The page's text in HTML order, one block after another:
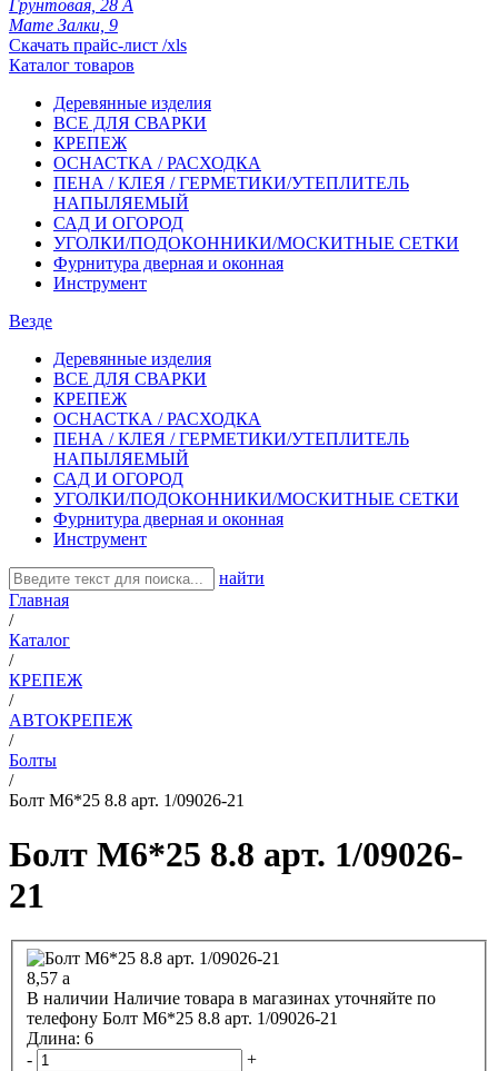
Грунтовая, 28 А
Мате Залки, 9
Скачать прайс-лист /xls
Каталог товаров
Деревянные изделия
ВСЕ ДЛЯ СВАРКИ
КРЕПЕЖ
ОСНАСТКА / РАСХОДКА
ПЕНА / КЛЕЯ / ГЕРМЕТИКИ/УТЕПЛИТЕЛЬ
НАПЫЛЯЕМЫЙ
САД И ОГОРОД
УГОЛКИ/ПОДОКОННИКИ/МОСКИТНЫЕ СЕТКИ
Фурнитура дверная и оконная
Инструмент
Везде
Деревянные изделия
ВСЕ ДЛЯ СВАРКИ
КРЕПЕЖ
ОСНАСТКА / РАСХОДКА
ПЕНА / КЛЕЯ / ГЕРМЕТИКИ/УТЕПЛИТЕЛЬ
НАПЫЛЯЕМЫЙ
САД И ОГОРОД
УГОЛКИ/ПОДОКОННИКИ/МОСКИТНЫЕ СЕТКИ
Фурнитура дверная и оконная
Инструмент
найти
Главная
/
Каталог
/
КРЕПЕЖ
/
АВТОКРЕПЕЖ
/
Болты
/
Болт М6*25 8.8 арт. 1/09026-21
Болт М6*25 8.8 арт. 1/09026-
21
8,57 a
В наличии Наличие товара в магазинах уточняйте по
телефону
Болт М6*25 8.8 арт. 1/09026-21
Длина: 6
-
+